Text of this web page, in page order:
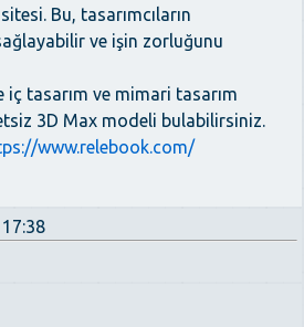
Bu, tasarımcıların
ve işin zorluğunu
tasarım ve mimari tasarım
3D Max modeli bulabilirsiniz.
www.relebook.com/
17:38